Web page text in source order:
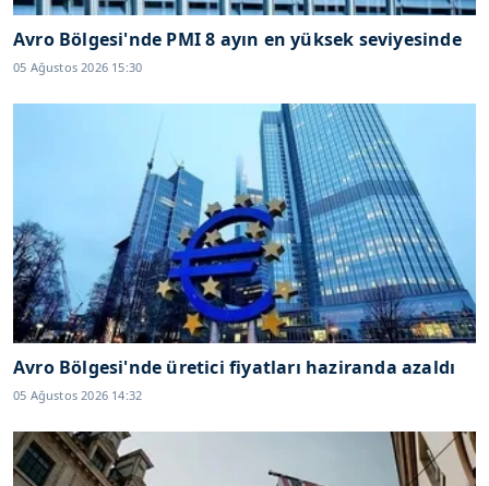
Avro Bölgesi'nde PMI 8 ayın en yüksek seviyesinde
05 Ağustos 2026 15:30
Avro Bölgesi'nde üretici fiyatları haziranda azaldı
05 Ağustos 2026 14:32